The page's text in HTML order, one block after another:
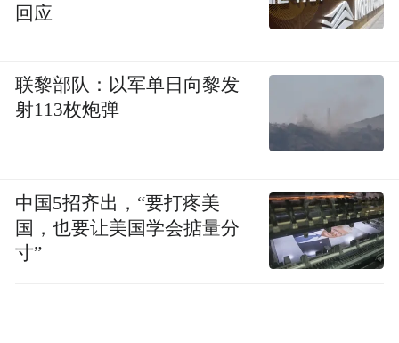
回应
联黎部队：以军单日向黎发
射113枚炮弹
中国5招齐出，“要打疼美
国，也要让美国学会掂量分
寸”